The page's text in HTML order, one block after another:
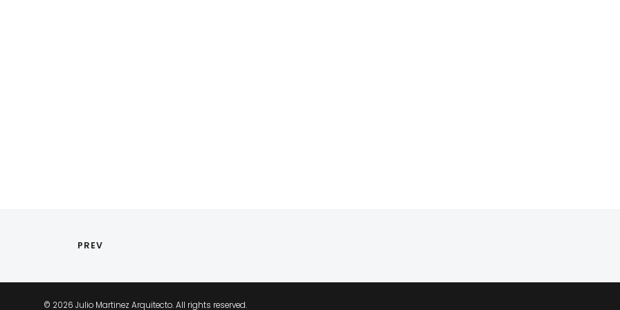
PREV
© 2026 Julio Martinez Arquitecto. All rights reserved.